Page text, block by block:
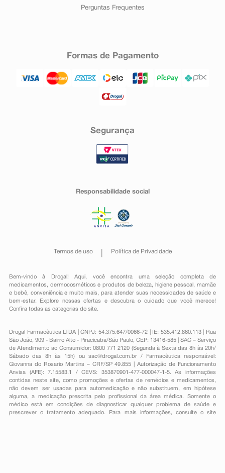
Perguntas Frequentes
Formas de Pagamento
Segurança
Responsabilidade social
Termos de uso Política de Privacidade
Bem-vindo à Drogal! Aqui, você encontra uma seleção completa de
medicamentos , dermocosméticos e produtos de beleza, higiene pessoal ,mamãe
e bebê, conveniênciae muito mais, para atender suas necessidades de saúde e
bem-estar. Explore nossas ofertas e descubra o cuidado que você merece!
Confira todas as categorias do site.
Drogal Farmacêutica LTDA | CNPJ: 54.375.647/0066-72 | IE: 535.412.860.113 | Rua
São João, 909 - Bairro Alto - Piracicaba/São Paulo, CEP: 13416-585 | SAC – Serviço
de Atendimento ao Consumidor: 0800 771 2120 (Segunda à Sexta das 8h às 20h/
Sábado das 8h às 15h) ou sac@drogal.com.br/ Farmacêutica responsável:
Giovanna do Rosario Martins – CRF/SP 49.855 | Autorização de Funcionamento
Anvisa (AFE): 7.15583.1 / CEVS: 353870901-477-000047-1-5. As informações
contidas neste site, como promoções e ofertas de remédios e medicamentos,
não devem ser usadas para automedicação e não substituem, em hipótese
alguma, a medicação prescrita pelo profissional da área médica. Somente o
médico está em condições de diagnosticar qualquer problema de saúde e
prescrever o tratamento adequado. Para mais informações, consulte o site